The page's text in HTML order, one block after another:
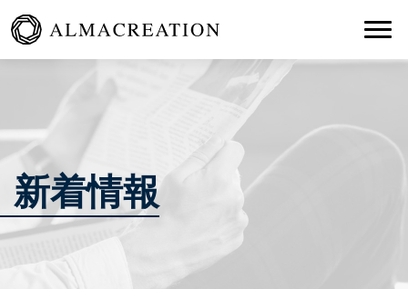
新着情報